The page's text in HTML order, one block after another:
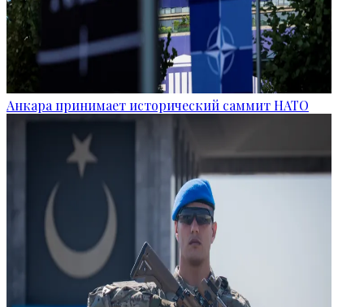
Анкара принимает исторический саммит НАТО